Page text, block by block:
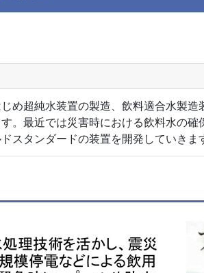
め超純水装置の製造、飲料適合水製造
。最近では災害時における飲料水の確
スタンダードの装置を開発していきま